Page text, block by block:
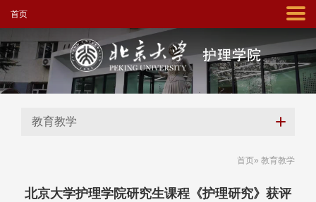
首页
教育教学
首页» 教育教学
北京大学护理学院研究生课程《护理研究》获评